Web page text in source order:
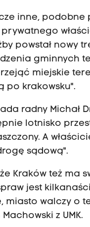
inne,
prywatnego
powstał nowy
gminnych
miejskie
po krakowsku".
radny Michał
lotnisko
A
sądową".
Kraków też ma
jest
miasto walczy o
z UMK.